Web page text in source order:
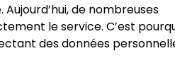
de nombreuses
le service. C’est
des données